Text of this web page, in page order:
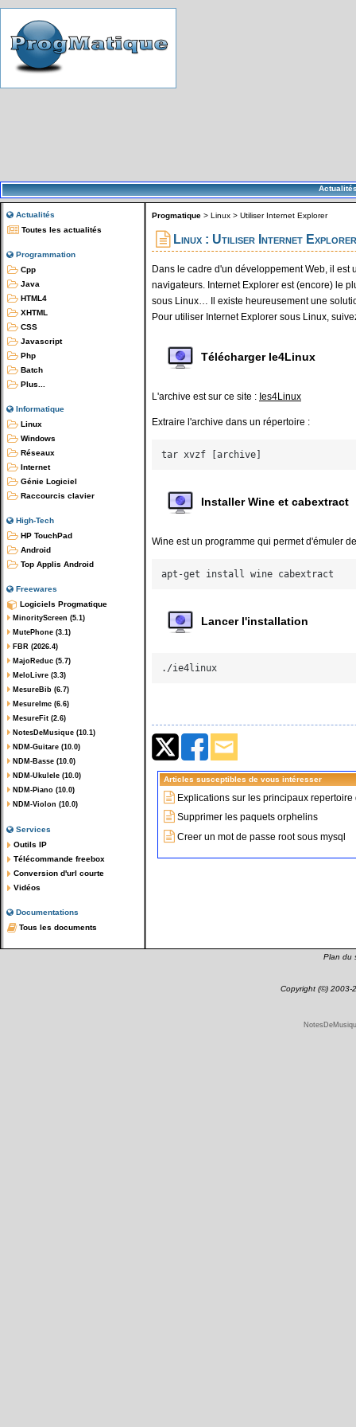
Actualités
Toutes les actualités
Programmation
Cpp
Java
HTML4
XHTML
CSS
Javascript
Php
Batch
Plus...
Informatique
Linux
Windows
Réseaux
Internet
Génie Logiciel
Raccourcis clavier
High-Tech
HP TouchPad
Android
Top Applis Android
Freewares
Logiciels Progmatique
MinorityScreen (5.1)
MutePhone (3.1)
FBR (2026.4)
MajoReduc (5.7)
MeloLivre (3.3)
MesureBib (6.7)
MesureImc (6.6)
MesureFit (2.6)
NotesDeMusique (10.1)
NDM-Guitare (10.0)
NDM-Basse (10.0)
NDM-Ukulele (10.0)
NDM-Piano (10.0)
NDM-Violon (10.0)
Services
Outils IP
Télécommande freebox
Conversion d'url courte
Vidéos
Documentations
Tous les documents
Progmatique > Linux > Utiliser Internet Explorer
Linux : Utiliser Internet Explorer
Dans le cadre d'un développement Web, il est
navigateurs. Internet Explorer est (encore) le
sous Linux… Il existe heureusement une
Pour utiliser Internet Explorer sous Linux,
Télécharger Ie4Linux
L'archive est sur ce site : Ies4Linux
Extraire l'archive dans un répertoire :
tar xvzf [archive]
Installer Wine et cabextract
Wine est un programme qui permet d'émuler
apt-get install wine cabextract
Lancer l'installation
Articles susceptibles de vous intéresser
Explications sur les principaux repertoire
Supprimer les paquets orphelins
Creer un mot de passe root sous mysql
Plan du
Copyright (©) 2003-